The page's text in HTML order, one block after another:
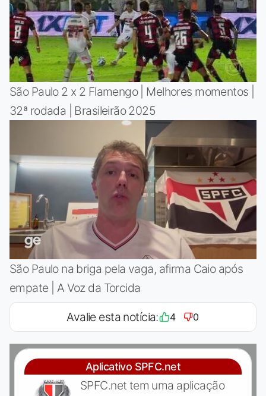
São Paulo 2 x 2 Flamengo | Melhores momentos |
32ª rodada | Brasileirão 2025
São Paulo na briga pela vaga, afirma Caio após
empate | A Voz da Torcida
Avalie esta notícia: 4 0
Aplicativo SPFC.net
SPFC.net tem uma aplicação